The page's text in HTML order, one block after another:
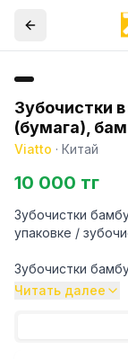
Зубочистки
(бумага),
Viatto · Китай
10 000 тг
Зубочистки
упаковке /
Зубочистки
упаковке.
используются
Читать далее